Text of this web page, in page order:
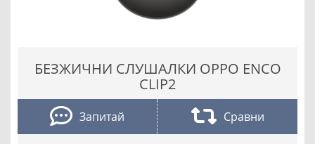
БЕЗЖИЧНИ СЛУШАЛКИ OPPO ENCO
CLIP2
Запитай Сравни